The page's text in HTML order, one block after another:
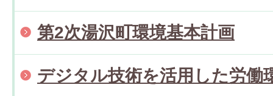
第2次湯沢町環境基本計画
デジタル技術を活用した労働